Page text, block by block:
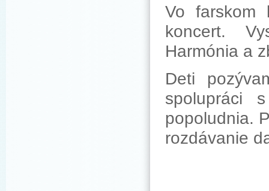
Vo farskom
koncert.
Harmónia a
Deti
spolupráci
popoludnia.
rozdávanie